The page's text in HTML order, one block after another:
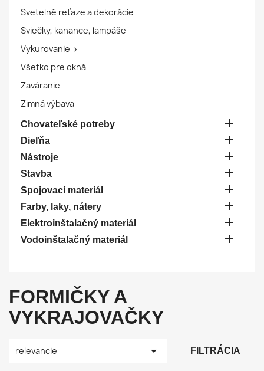
Svetelné reťaze a dekorácie
Sviečky, kahance, lampáše
Vykurovanie 
Všetko pre okná
Zaváranie
Zimná výbava
Chovateľské potreby 
Dieľňa 
Nástroje 
Stavba 
Spojovací materiál 
Farby, laky, nátery 
Elektroinštalačný materiál 
Vodoinštalačný materiál 
FORMIČKY A
VYKRAJOVAČKY
relevancie  FILTRÁCIA